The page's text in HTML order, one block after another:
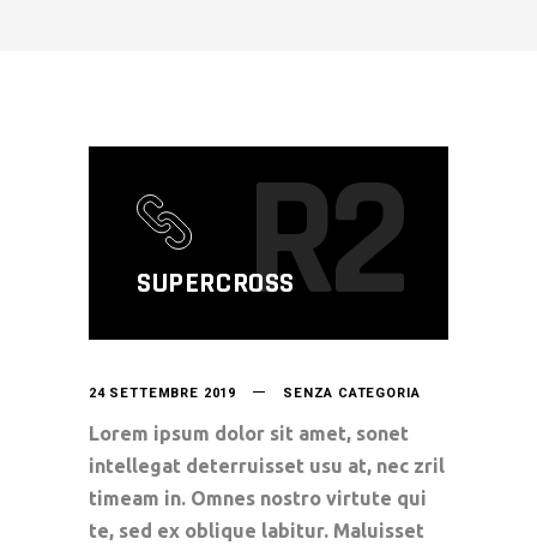
SUPERCROSSR2
24 SETTEMBRE 2019 SENZA CATEGORIA
Lorem ipsum dolor sit amet, sonet
intellegat deterruisset usu at, nec zril
timeam in. Omnes nostro virtute qui
te, sed ex oblique labitur. Maluisset